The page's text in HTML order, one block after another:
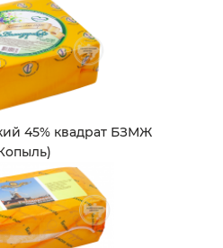
45% квадрат БЗМЖ